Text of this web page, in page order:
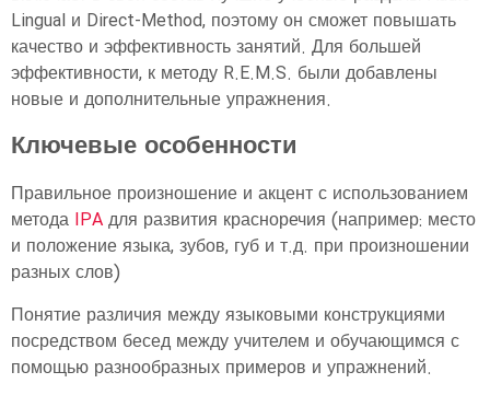
Lingual и Direct-Method, поэтому он сможет повышать
качество и эффективность занятий. Для большей
эффективности, к методу R.E.M.S. были добавлены
новые и дополнительные упражнения.
Ключевые особенности
Правильное произношение и акцент с использованием
метода IPA для развития красноречия (например: место
и положение языка, зубов, губ и т.д. при произношении
разных слов)
Понятие различия между языковыми конструкциями
посредством бесед между учителем и обучающимся с
помощью разнообразных примеров и упражнений.